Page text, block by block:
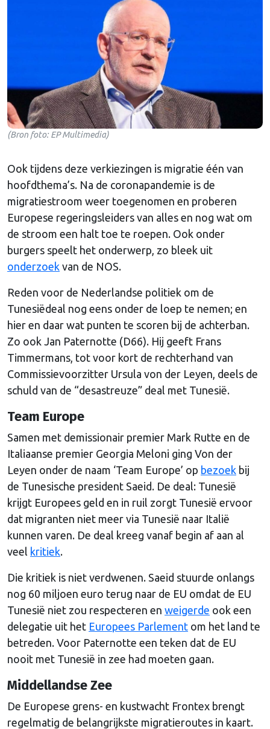
(Bron foto: EP Multimedia)
Ook tijdens deze verkiezingen is migratie één van
hoofdthema’s. Na de coronapandemie is de
migratiestroom weer toegenomen en proberen
Europese regeringsleiders van alles en nog wat om
de stroom een halt toe te roepen. Ook onder
burgers speelt het onderwerp, zo bleek uit
onderzoek van de NOS.
Reden voor de Nederlandse politiek om de
Tunesiëdeal nog eens onder de loep te nemen; en
hier en daar wat punten te scoren bij de achterban.
Zo ook Jan Paternotte (D66). Hij geeft Frans
Timmermans, tot voor kort de rechterhand van
Commissievoorzitter Ursula von der Leyen, deels de
schuld van de “desastreuze” deal met Tunesië.
Team Europe
Samen met demissionair premier Mark Rutte en de
Italiaanse premier Georgia Meloni ging Von der
Leyen onder de naam ‘Team Europe’ op bezoek bij
de Tunesische president Saeid. De deal: Tunesië
krijgt Europees geld en in ruil zorgt Tunesië ervoor
dat migranten niet meer via Tunesië naar Italië
kunnen varen. De deal kreeg vanaf begin af aan al
veel kritiek.
Die kritiek is niet verdwenen. Saeid stuurde onlangs
nog 60 miljoen euro terug naar de EU omdat de EU
Tunesië niet zou respecteren en weigerde ook een
delegatie uit het Europees Parlement om het land te
betreden. Voor Paternotte een teken dat de EU
nooit met Tunesië in zee had moeten gaan.
Middellandse Zee
De Europese grens- en kustwacht Frontex brengt
regelmatig de belangrijkste migratieroutes in kaart.